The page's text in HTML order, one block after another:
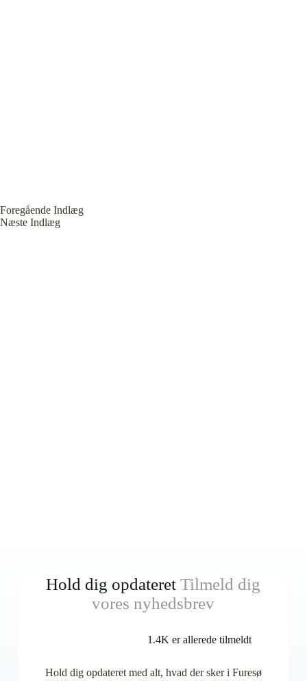
Foregående Indlæg
Næste Indlæg
Hold dig opdateretTilmeld dig
vores nyhedsbrev
1.4K er allerede tilmeldt
Hold dig opdateret med alt, hvad der sker i Furesø